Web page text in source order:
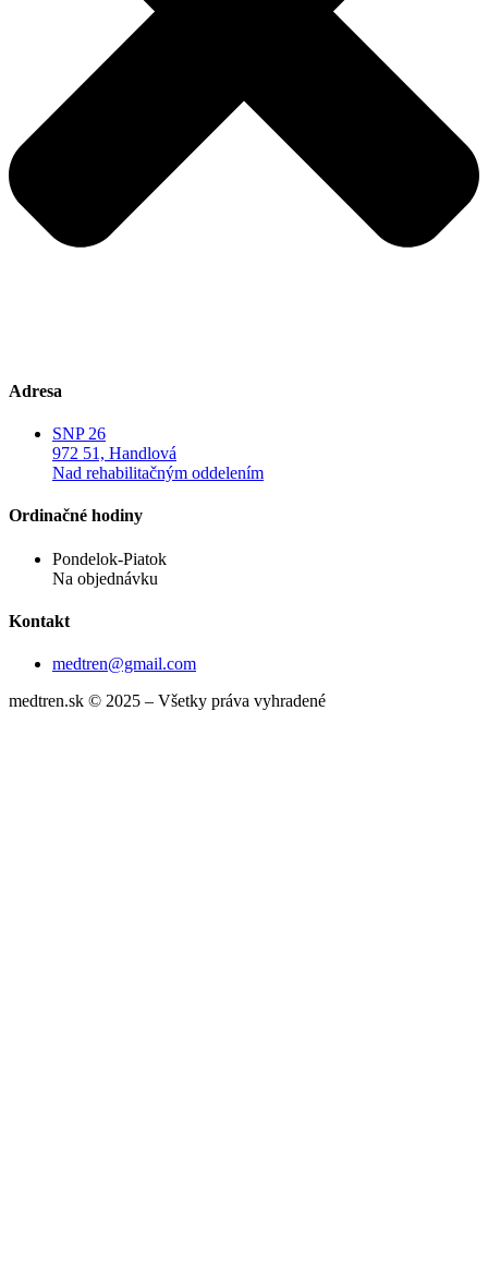
Adresa
SNP 26
972 51, Handlová
Nad rehabilitačným oddelením
Ordinačné hodiny
Pondelok-Piatok
Na objednávku
Kontakt
medtren@gmail.com
medtren.sk © 2025 – Všetky práva vyhradené